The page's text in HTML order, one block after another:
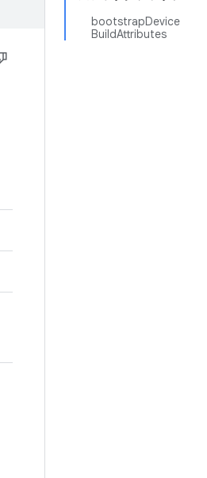
bootstrapDevice
BuildAttributes